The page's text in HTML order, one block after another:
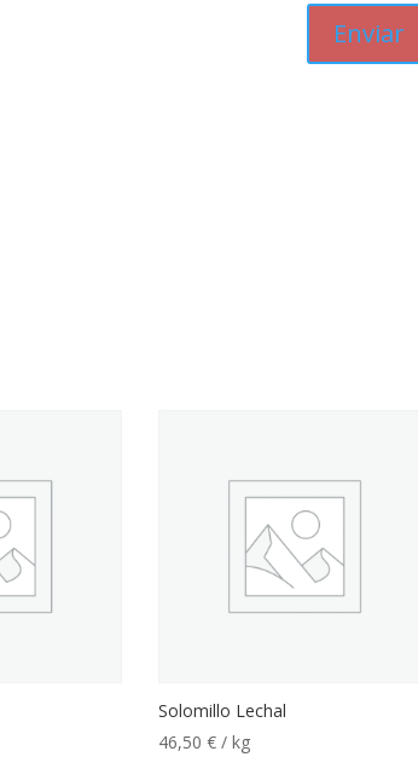
Solomillo Lechal
46,50€ / kg